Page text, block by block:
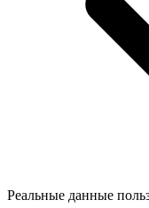
Реальные данные